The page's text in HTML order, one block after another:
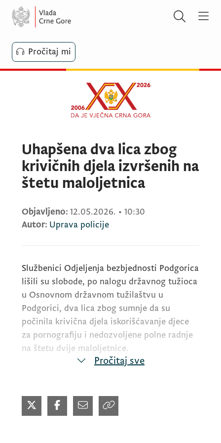
Pročitaj mi
Uhapšena dva lica zbog
krivičnih djela izvršenih na
štetu maloljetnica
Objavljeno: 12.05.2026. • 10:30
Autor: Uprava policije
Službenici Odjeljenja bezbjednosti Podgorica
lišili su slobode, po nalogu državnog tužioca
u Osnovnom državnom tužilaštvu u
Podgorici, dva lica zbog sumnje da su
počinila krivična djela iskorišćavanje djece
za pornografiju i nedozvoljene polne radnje
na štetu dvije maloljetnice.
iskorišćavanje djece za pornografiju, lišen je
slobode M.B. (29). On je, kako se sumnja,
Pročitaj sve